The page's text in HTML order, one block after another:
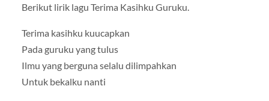
Berikut lirik lagu Terima Kasihku Guruku.
Terima kasihku kuucapkan
Pada guruku yang tulus
Ilmu yang berguna selalu dilimpahkan
Untuk bekalku nanti